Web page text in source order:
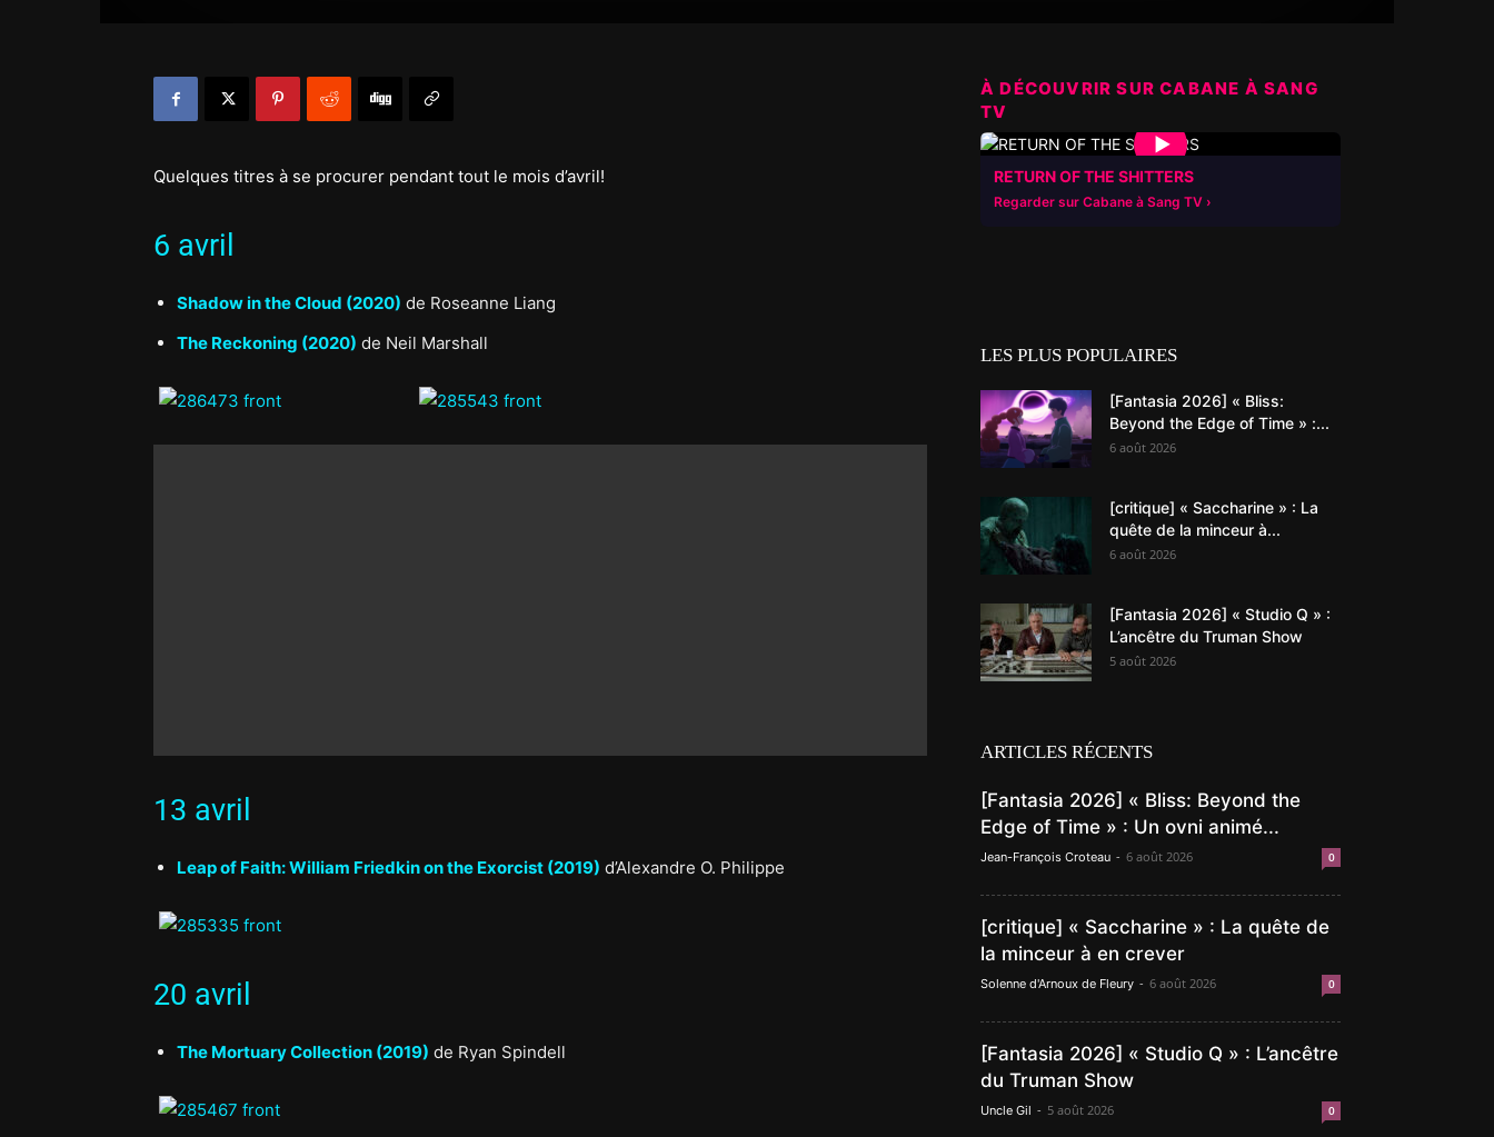
Quelques titres à se procurer pendant tout le mois d’avril!
6 avril
Shadow in the Cloud (2020) de Roseanne Liang
The Reckoning (2020) de Neil Marshall
13 avril
Leap of Faith: William Friedkin on the Exorcist (2019) d’Alexandre O. Philippe
20 avril
The Mortuary Collection (2019) de Ryan Spindell
À DÉCOUVRIR SUR CABANE À SANG
TV
▶
RETURN OF THE SHITTERS
Regarder sur Cabane à Sang TV
LES PLUS POPULAIRES
[Fantasia 2026] « Bliss:
Beyond the Edge of Time » :...
6 août 2026
[critique] « Saccharine » : La
quête de la minceur à...
6 août 2026
[Fantasia 2026] « Studio Q » :
L’ancêtre du Truman Show
5 août 2026
ARTICLES RÉCENTS
[Fantasia 2026] « Bliss: Beyond the
Edge of Time » : Un ovni animé...
Jean-François Croteau - 6 août 2026 0
[critique] « Saccharine » : La quête de
la minceur à en crever
Solenne d'Arnoux de Fleury - 6 août 2026 0
[Fantasia 2026] « Studio Q » : L’ancêtre
du Truman Show
Uncle Gil - 5 août 2026 0